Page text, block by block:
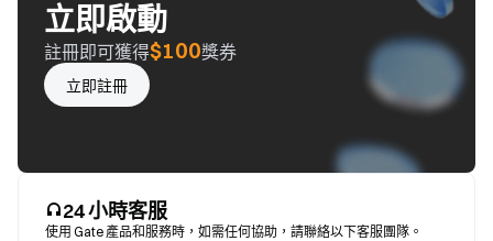
立即啟動
註冊即可獲得$100獎券
立即註冊
24 小時客服
使用 Gate 產品和服務時，如需任何協助，請聯絡以下客服團隊。